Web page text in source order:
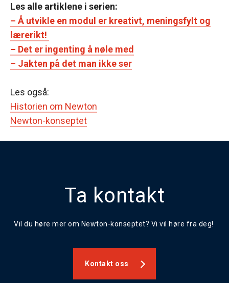
Les alle artiklene i serien:
– Å utvikle en modul er kreativt, meningsfylt og
lærerikt!
– Det er ingenting å nøle med
– Jakten på det man ikke ser
Les også:
Historien om Newton
Newton-konseptet
Ta kontakt
Vil du høre mer om Newton-konseptet? Vi vil høre fra deg!
Kontakt oss